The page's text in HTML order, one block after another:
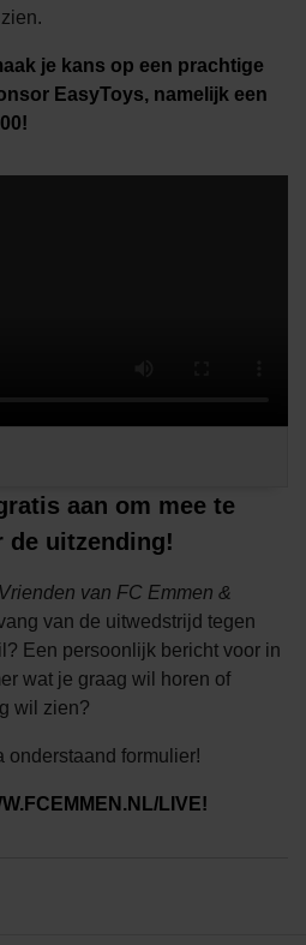
je kans op een prachtige
EasyToys, namelijk een
aan om mee te
de uitzending!
Vrienden van FC Emmen &
van de uitwedstrijd tegen
Een persoonlijk bericht voor in
wat je graag wil horen of
wil zien?
onderstaand formulier!
LIVE!